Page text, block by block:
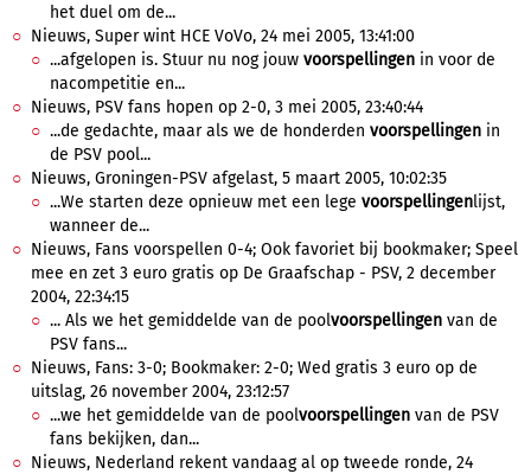
het duel om de...
Nieuws, Super wint HCE VoVo, 24 mei 2005, 13:41:00
...afgelopen is. Stuur nu nog jouw voorspellingen in voor de
nacompetitie en...
Nieuws, PSV fans hopen op 2-0, 3 mei 2005, 23:40:44
...de gedachte, maar als we de honderden voorspellingen in
de PSV pool...
Nieuws, Groningen-PSV afgelast, 5 maart 2005, 10:02:35
...We starten deze opnieuw met een lege voorspellingenlijst,
wanneer de...
Nieuws, Fans voorspellen 0-4; Ook favoriet bij bookmaker; Speel
mee en zet 3 euro gratis op De Graafschap - PSV, 2 december
2004, 22:34:15
... Als we het gemiddelde van de poolvoorspellingen van de
PSV fans...
Nieuws, Fans: 3-0; Bookmaker: 2-0; Wed gratis 3 euro op de
uitslag, 26 november 2004, 23:12:57
...we het gemiddelde van de poolvoorspellingen van de PSV
fans bekijken, dan...
Nieuws, Nederland rekent vandaag al op tweede ronde, 24